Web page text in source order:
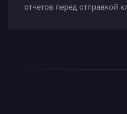
отчетов перед отправкой